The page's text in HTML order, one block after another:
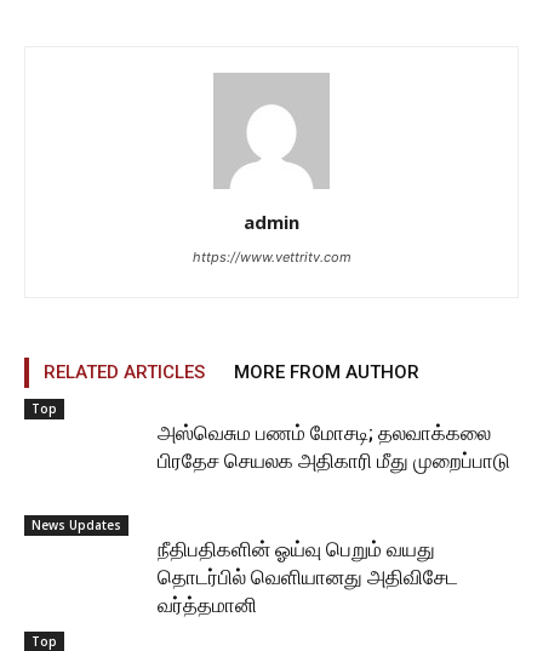
admin
https://www.vettritv.com
RELATED ARTICLES MORE FROM AUTHOR
Top
அஸ்வெசும பணம் மோசடி; தலவாக்கலை
பிரதேச செயலக அதிகாரி மீது முறைப்பாடு
News Updates
நீதிபதிகளின் ஓய்வு பெறும் வயது
தொடர்பில் வெளியானது அதிவிசேட
வர்த்தமானி
Top